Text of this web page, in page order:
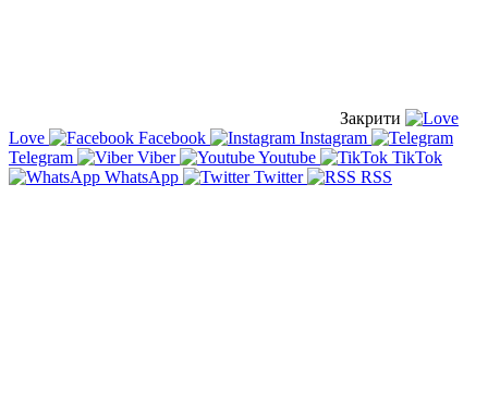
Закрити
Love
Facebook
Instagram
Telegram
Viber Youtube
TikTok
WhatsApp
Twitter RSS